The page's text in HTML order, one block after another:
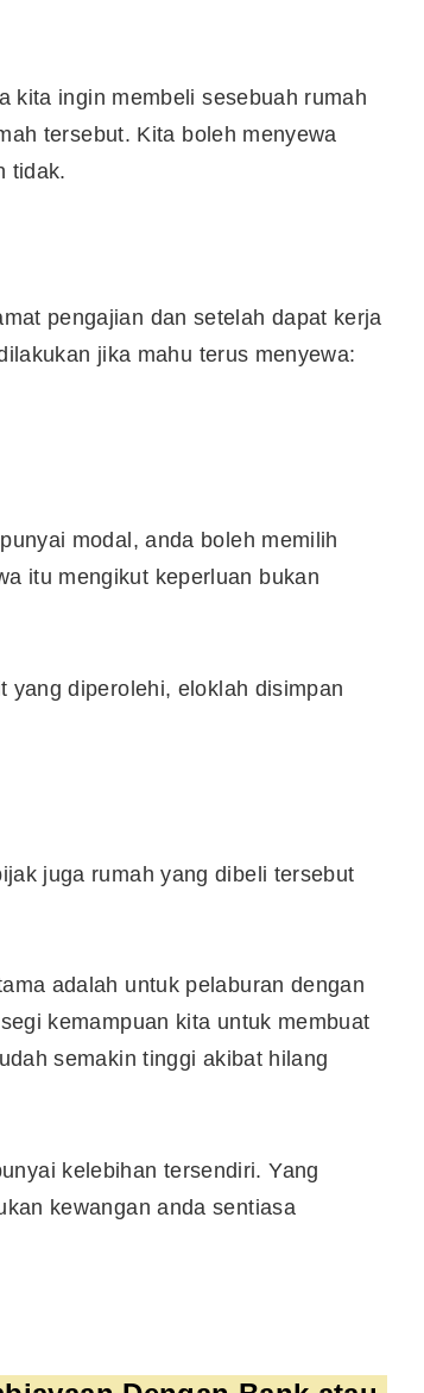
kita ingin membeli sesebuah rumah
tersebut. Kita boleh menyewa
tidak.
pengajian dan setelah dapat kerja
jika mahu terus menyewa:
modal, anda boleh memilih
itu mengikut keperluan bukan
yang diperolehi, eloklah disimpan
juga rumah yang dibeli tersebut
adalah untuk pelaburan dengan
kemampuan kita untuk membuat
semakin tinggi akibat hilang
kelebihan tersendiri. Yang
kewangan anda sentiasa